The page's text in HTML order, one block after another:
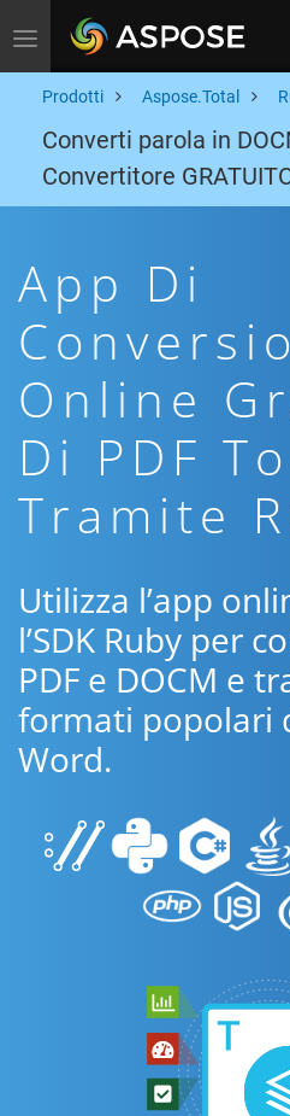
Toggle navigation
Prodotti Aspose.Total
Converti parola in
Convertitore
App Di
Online
Di PDF
Tramite
Utilizza l’app
l’SDK Ruby per
PDF e DOCM e
formati popolari
Word.